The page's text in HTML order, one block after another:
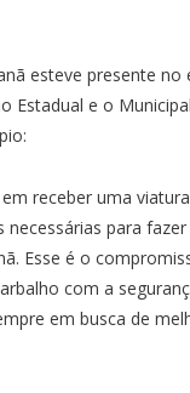
esteve presente no
Estadual e o
receber uma
necessárias para
Esse é o
com a
em busca de